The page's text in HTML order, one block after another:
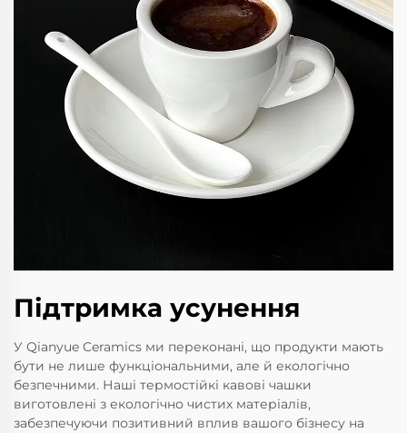
Підтримка усунення
У Qianyue Ceramics ми переконані, що продукти мають
бути не лише функціональними, але й екологічно
безпечними. Наші термостійкі кавові чашки
виготовлені з екологічно чистих матеріалів,
забезпечуючи позитивний вплив вашого бізнесу на